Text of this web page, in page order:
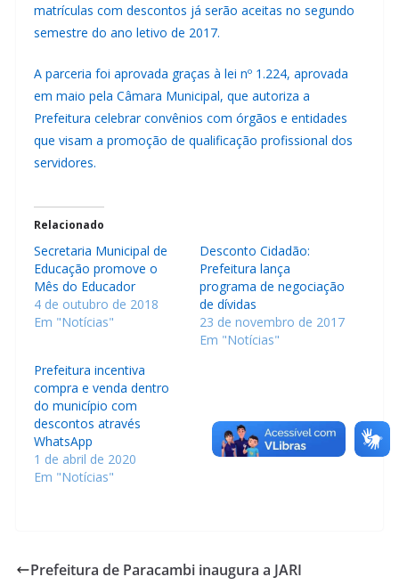
matrículas com descontos já serão aceitas no segundo
semestre do ano letivo de 2017.
A parceria foi aprovada graças à lei nº 1.224, aprovada
em maio pela Câmara Municipal, que autoriza a
Prefeitura celebrar convênios com órgãos e entidades
que visam a promoção de qualificação profissional dos
servidores.
Relacionado
Secretaria Municipal de
Educação promove o
Mês do Educador
4 de outubro de 2018
Em "Notícias"
Desconto Cidadão:
Prefeitura lança
programa de negociação
de dívidas
23 de novembro de 2017
Em "Notícias"
Prefeitura incentiva
compra e venda dentro
do município com
descontos através
WhatsApp
1 de abril de 2020
Em "Notícias"
Prefeitura de Paracambi inaugura a JARI